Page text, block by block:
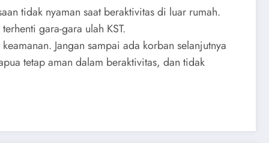
tidak nyaman saat beraktivitas di luar rumah.
gara-gara ulah KST.
Jangan sampai ada korban selanjutnya
tetap aman dalam beraktivitas, dan tidak